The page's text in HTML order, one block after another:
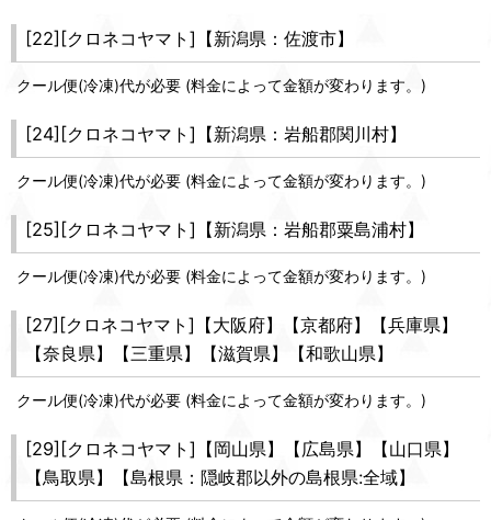
[22][クロネコヤマト]【新潟県：佐渡市】
クール便(冷凍)代が必要 (料金によって金額が変わります。)
[24][クロネコヤマト]【新潟県：岩船郡関川村】
クール便(冷凍)代が必要 (料金によって金額が変わります。)
[25][クロネコヤマト]【新潟県：岩船郡粟島浦村】
クール便(冷凍)代が必要 (料金によって金額が変わります。)
[27][クロネコヤマト]【大阪府】【京都府】【兵庫県】
【奈良県】【三重県】【滋賀県】【和歌山県】
クール便(冷凍)代が必要 (料金によって金額が変わります。)
[29][クロネコヤマト]【岡山県】【広島県】【山口県】
【鳥取県】【島根県：隠岐郡以外の島根県:全域】